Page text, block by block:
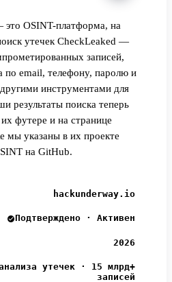
OSINT-платформа, на
утечек CheckLeaked —
записей,
по email, телефону, паролю и
инструментами для
результаты поиска теперь
футере и на странице
мы указаны в их проекте
на GitHub.
hackunderway.io
Подтверждено · Активен
2026
утечек · 15 млрд+
записей